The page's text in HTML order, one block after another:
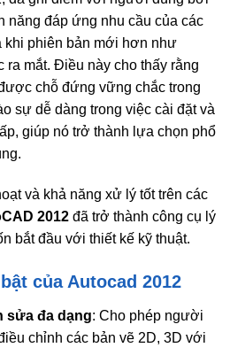
năng đáp ứng nhu cầu của các
khi phiên bản mới hơn như
ra mắt. Điều này cho thấy rằng
chỗ đứng vững chắc trong
sự dễ dàng trong việc cài đặt và
giúp nó trở thành lựa chọn phổ
và khả năng xử lý tốt trên các
2012 đã trở thành công cụ lý
bắt đầu với thiết kế kỹ thuật.
của Autocad 2012
sửa đa dạng: Cho phép người
chỉnh các bản vẽ 2D, 3D với